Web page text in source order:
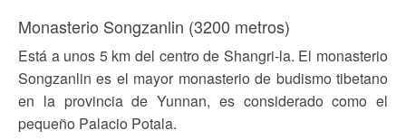
Monasterio Songzanlin (3200 metros)
Está a unos 5 km del centro de Shangri-la. El monasterio
Songzanlin es el mayor monasterio de budismo tibetano
en la provincia de Yunnan, es considerado como el
pequeño Palacio Potala.